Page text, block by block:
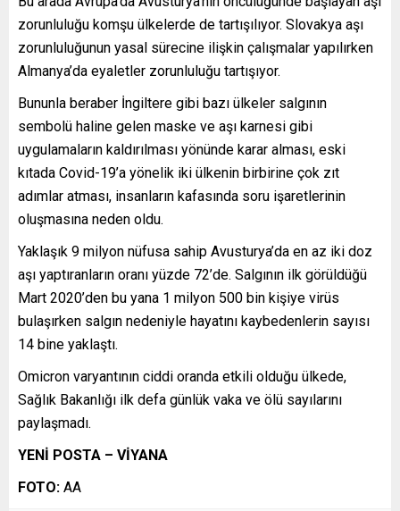
zorunluluğu komşu ülkelerde de tartışılıyor. Slovakya aşı
zorunluluğunun yasal sürecine ilişkin çalışmalar yapılırken
Almanya’da eyaletler zorunluluğu tartışıyor.
Bununla beraber İngiltere gibi bazı ülkeler salgının
sembolü haline gelen maske ve aşı karnesi gibi
uygulamaların kaldırılması yönünde karar alması, eski
kıtada Covid-19’a yönelik iki ülkenin birbirine çok zıt
adımlar atması, insanların kafasında soru işaretlerinin
oluşmasına neden oldu.
Yaklaşık 9 milyon nüfusa sahip Avusturya’da en az iki doz
aşı yaptıranların oranı yüzde 72’de. Salgının ilk görüldüğü
Mart 2020’den bu yana 1 milyon 500 bin kişiye virüs
bulaşırken salgın nedeniyle hayatını kaybedenlerin sayısı
14 bine yaklaştı.
Omicron varyantının ciddi oranda etkili olduğu ülkede,
Sağlık Bakanlığı ilk defa günlük vaka ve ölü sayılarını
paylaşmadı.
YENİ POSTA – VİYANA
FOTO: AA